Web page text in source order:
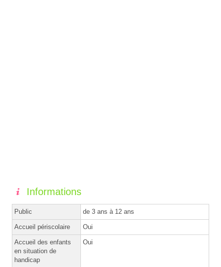
Informations
Public de 3 ans à 12 ans
Accueil périscolaire Oui
Accueil des enfants
en situation de
handicap
Oui